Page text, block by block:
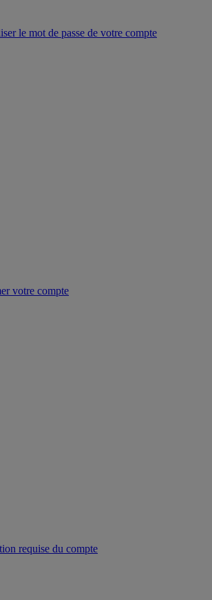
le mot de passe de votre compte
votre compte
requise du compte